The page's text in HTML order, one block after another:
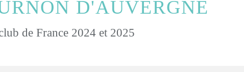
D'AUVERGNE
de France 2024 et 2025